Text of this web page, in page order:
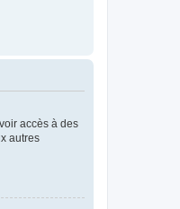
accès à des
autres